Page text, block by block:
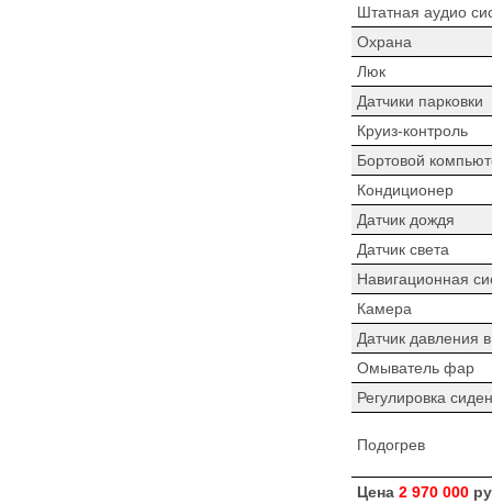
Штатная аудио
Охрана
Люк
Датчики парковки
Круиз-контроль
Бортовой
Кондиционер
Датчик дождя
Датчик света
Навигационная
Камера
Датчик давления
Омыватель фар
Регулировка
Подогрев
Цена 2 970 000